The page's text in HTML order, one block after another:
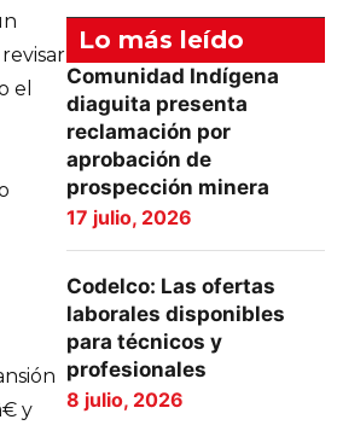
el
y
Lo más leído
Comunidad Indígena
diaguita presenta
reclamación por
aprobación de
prospección minera
17 julio, 2026
Codelco: Las ofertas
laborales disponibles
para técnicos y
profesionales
8 julio, 2026